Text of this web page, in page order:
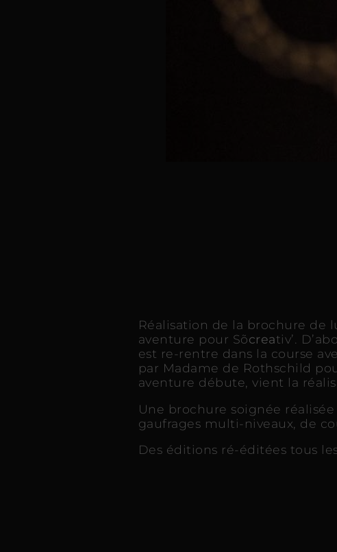
Réalisation de la brochure de
aventure pour Sõcreativ’.
est re-rentre dans la course
par Madame de Rothschild
aventure débute, vient la
Une brochure soignée
gaufrages multi-niveaux, de
Des éditions ré-éditées tous